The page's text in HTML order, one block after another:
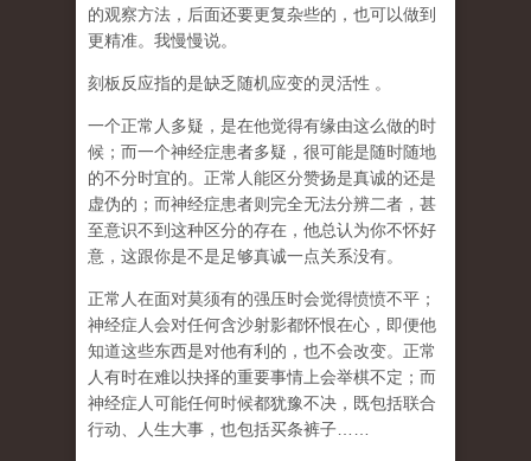
的观察方法，后面还要更复杂些的，也可以做到
更精准。我慢慢说。
刻板反应指的是缺乏随机应变的灵活性 。
一个正常人多疑，是在他觉得有缘由这么做的时
候；而一个神经症患者多疑，很可能是随时随地
的不分时宜的。正常人能区分赞扬是真诚的还是
虚伪的；而神经症患者则完全无法分辨二者，甚
至意识不到这种区分的存在，他总认为你不怀好
意，这跟你是不是足够真诚一点关系没有。
正常人在面对莫须有的强压时会觉得愤愤不平；
神经症人会对任何含沙射影都怀恨在心，即便他
知道这些东西是对他有利的，也不会改变。正常
人有时在难以抉择的重要事情上会举棋不定；而
神经症人可能任何时候都犹豫不决，既包括联合
行动、人生大事，也包括买条裤子……